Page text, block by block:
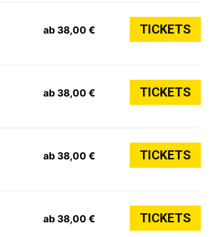
ab 38,00 € TICKETS
ab 38,00 € TICKETS
ab 38,00 € TICKETS
ab 38,00 € TICKETS